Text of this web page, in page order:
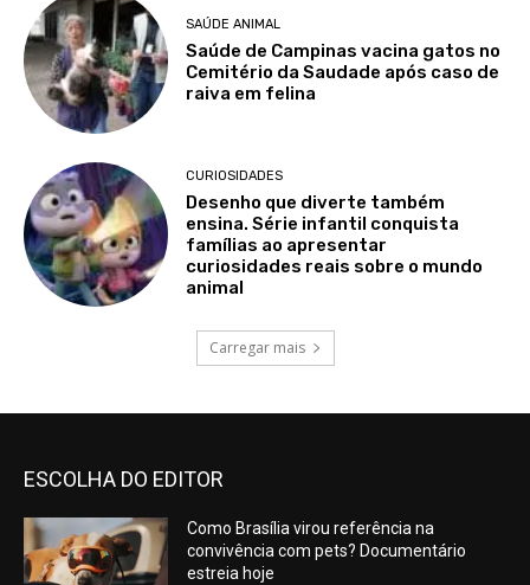
SAÚDE ANIMAL
Saúde de Campinas vacina gatos no
Cemitério da Saudade após caso de
raiva em felina
CURIOSIDADES
Desenho que diverte também
ensina. Série infantil conquista
famílias ao apresentar
curiosidades reais sobre o mundo
animal
Carregar mais
ESCOLHA DO EDITOR
Como Brasília virou referência na
convivência com pets? Documentário
estreia hoje